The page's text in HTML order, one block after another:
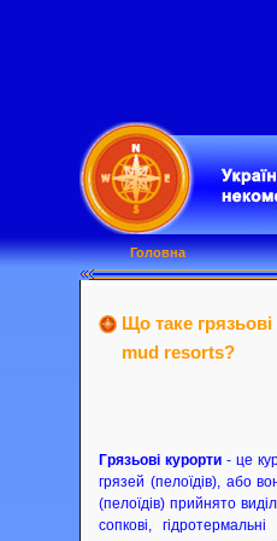
Що таке
mud resorts?
Грязьові курорти - це
грязей (пелоїдів), або
(пелоїдів) прийнято
сопкові,
Головна